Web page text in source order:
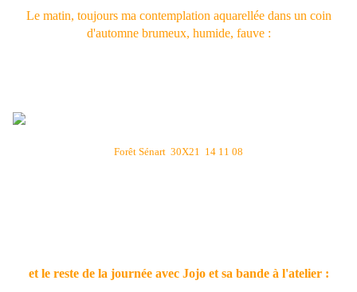
Le matin, toujours ma contemplation aquarellée dans un coin
d'automne brumeux, humide, fauve :
Forêt Sénart 30X21 14 11 08
et le reste de la journée avec Jojo et sa bande à l'atelier :